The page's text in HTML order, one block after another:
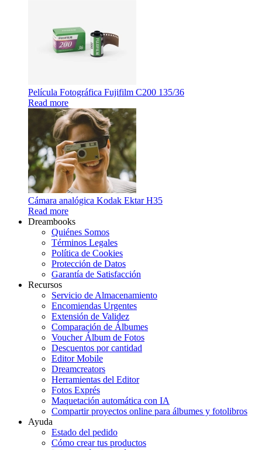
Película Fotográfica Fujifilm C200 135/36
Read more
Cámara analógica Kodak Ektar H35
Read more
Dreambooks
Quiénes Somos
Términos Legales
Política de Cookies
Protección de Datos
Garantía de Satisfacción
Recursos
Servicio de Almacenamiento
Encomiendas Urgentes
Extensión de Validez
Comparación de Álbumes
Voucher Álbum de Fotos
Descuentos por cantidad
Editor Mobile
Dreamcreators
Herramientas del Editor
Fotos Exprés
Maquetación automática con IA
Compartir proyectos online para álbumes y fotolibros
Ayuda
Estado del pedido
Cómo crear tus productos